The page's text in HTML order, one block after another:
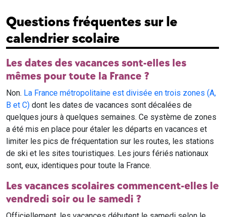
Questions fréquentes sur le
calendrier scolaire
Les dates des vacances sont-elles les
mêmes pour toute la France ?
Non. La France métropolitaine est divisée en trois zones (A,
B et C) dont les dates de vacances sont décalées de
quelques jours à quelques semaines. Ce système de zones
a été mis en place pour étaler les départs en vacances et
limiter les pics de fréquentation sur les routes, les stations
de ski et les sites touristiques. Les jours fériés nationaux
sont, eux, identiques pour toute la France.
Les vacances scolaires commencent-elles le
vendredi soir ou le samedi ?